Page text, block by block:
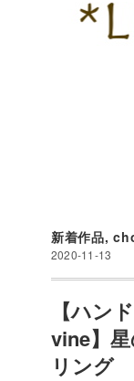
新着作品,
2020-11-13
【ハン
vine】
リング